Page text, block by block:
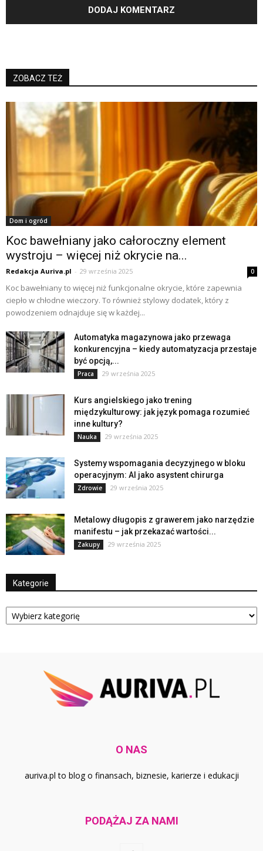
ZOBACZ TEŻ
Dom i ogród
Koc bawełniany jako całoroczny element
wystroju – więcej niż okrycie na...
Redakcja Auriva.pl - 29 września 2025 0
Koc bawełniany to więcej niż funkcjonalne okrycie, które zapewnia
ciepło w chłodne wieczory. To również stylowy dodatek, który z
powodzeniem odnajduje się w każdej...
Automatyka magazynowa jako przewaga
konkurencyjna – kiedy automatyzacja przestaje
być opcją,...
Praca 29 września 2025
Kurs angielskiego jako trening
międzykulturowy: jak język pomaga rozumieć
inne kultury?
Nauka 29 września 2025
Systemy wspomagania decyzyjnego w bloku
operacyjnym: AI jako asystent chirurga
Zdrowie 29 września 2025
Metalowy długopis z grawerem jako narzędzie
manifestu – jak przekazać wartości...
Zakupy 29 września 2025
Kategorie
Kategorie
O NAS
auriva.pl to blog o finansach, biznesie, karierze i edukacji
PODĄŻAJ ZA NAMI